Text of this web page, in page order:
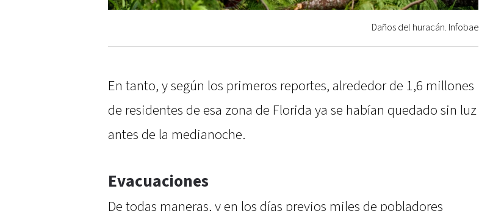
Daños del huracán. Infobae
En tanto, y según los primeros reportes, alrededor de 1,6 millones
de residentes de esa zona de Florida ya se habían quedado sin luz
antes de la medianoche.
Evacuaciones
De todas maneras, y en los días previos miles de pobladores